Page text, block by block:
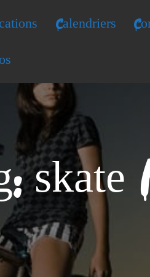
Calendriers
skate